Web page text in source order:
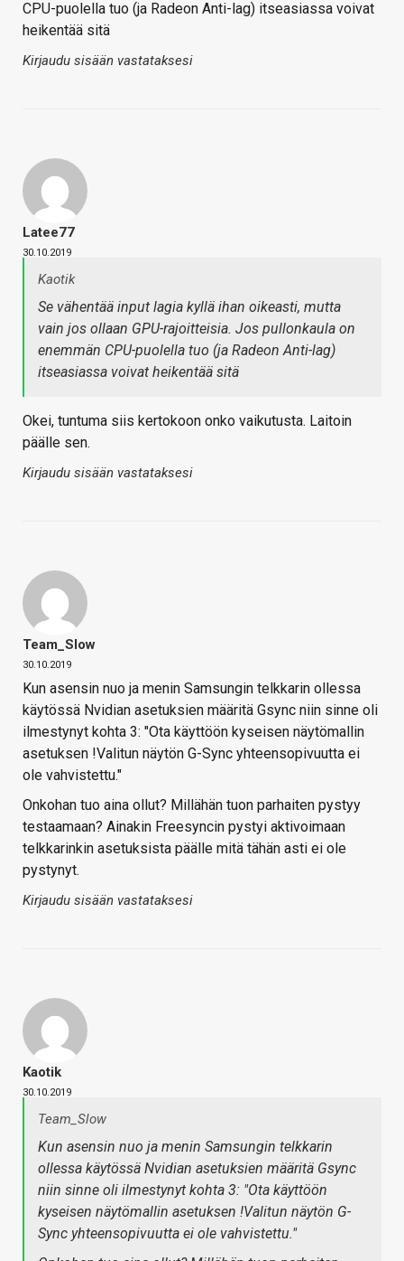
CPU-puolella tuo (ja Radeon Anti-lag) itseasiassa voivat
heikentää sitä
Kirjaudu sisään vastataksesi
Latee77
30.10.2019
Kaotik
Se vähentää input lagia kyllä ihan oikeasti, mutta
vain jos ollaan GPU-rajoitteisia. Jos pullonkaula on
enemmän CPU-puolella tuo (ja Radeon Anti-lag)
itseasiassa voivat heikentää sitä
Okei, tuntuma siis kertokoon onko vaikutusta. Laitoin
päälle sen.
Kirjaudu sisään vastataksesi
Team_Slow
30.10.2019
Kun asensin nuo ja menin Samsungin telkkarin ollessa
käytössä Nvidian asetuksien määritä Gsync niin sinne oli
ilmestynyt kohta 3: "Ota käyttöön kyseisen näytömallin
asetuksen !Valitun näytön G-Sync yhteensopivuutta ei
ole vahvistettu."
Onkohan tuo aina ollut? Millähän tuon parhaiten pystyy
testaamaan? Ainakin Freesyncin pystyi aktivoimaan
telkkarinkin asetuksista päälle mitä tähän asti ei ole
pystynyt.
Kirjaudu sisään vastataksesi
Kaotik
30.10.2019
Team_Slow
Kun asensin nuo ja menin Samsungin telkkarin
ollessa käytössä Nvidian asetuksien määritä Gsync
niin sinne oli ilmestynyt kohta 3: "Ota käyttöön
kyseisen näytömallin asetuksen !Valitun näytön G-
Sync yhteensopivuutta ei ole vahvistettu."